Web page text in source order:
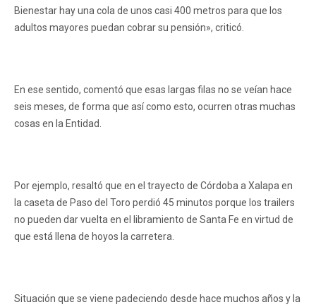
Bienestar hay una cola de unos casi 400 metros para que los
adultos mayores puedan cobrar su pensión», criticó.
En ese sentido, comentó que esas largas filas no se veían hace
seis meses, de forma que así como esto, ocurren otras muchas
cosas en la Entidad.
Por ejemplo, resaltó que en el trayecto de Córdoba a Xalapa en
la caseta de Paso del Toro perdió 45 minutos porque los trailers
no pueden dar vuelta en el libramiento de Santa Fe en virtud de
que está llena de hoyos la carretera.
Situación que se viene padeciendo desde hace muchos años y la